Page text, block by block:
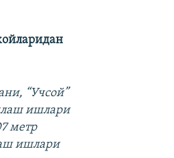
“Учсой”
ишлари
метр
ишлари